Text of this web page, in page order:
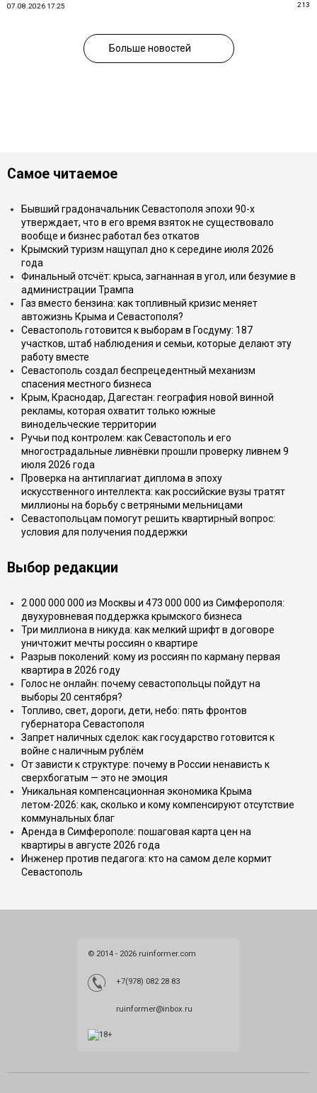
07.08.2026 17:25 213
Больше новостей
Самое читаемое
Бывший градоначальник Севастополя эпохи 90-х
утверждает, что в его время взяток не существовало
вообще и бизнес работал без откатов
Крымский туризм нащупал дно к середине июля 2026
года
Финальный отсчёт: крыса, загнанная в угол, или безумие в
администрации Трампа
Газ вместо бензина: как топливный кризис меняет
автожизнь Крыма и Севастополя?
Севастополь готовится к выборам в Госдуму: 187
участков, штаб наблюдения и семьи, которые делают эту
работу вместе
Севастополь создал беспрецедентный механизм
спасения местного бизнеса
Крым, Краснодар, Дагестан: география новой винной
рекламы, которая охватит только южные
винодельческие территории
Ручьи под контролем: как Севастополь и его
многострадальные ливнёвки прошли проверку ливнем 9
июля 2026 года
Проверка на антиплагиат диплома в эпоху
искусственного интеллекта: как российские вузы тратят
миллионы на борьбу с ветряными мельницами
Севастопольцам помогут решить квартирный вопрос:
условия для получения поддержки
Выбор редакции
2 000 000 000 из Москвы и 473 000 000 из Симферополя:
двухуровневая поддержка крымского бизнеса
Три миллиона в никуда: как мелкий шрифт в договоре
уничтожит мечты россиян о квартире
Разрыв поколений: кому из россиян по карману первая
квартира в 2026 году
Голос не онлайн: почему севастопольцы пойдут на
выборы 20 сентября?
Топливо, свет, дороги, дети, небо: пять фронтов
губернатора Севастополя
Запрет наличных сделок: как государство готовится к
войне с наличным рублём
От зависти к структуре: почему в России ненависть к
сверхбогатым — это не эмоция
Уникальная компенсационная экономика Крыма
летом-2026: как, сколько и кому компенсируют отсутствие
коммунальных благ
Аренда в Симферополе: пошаговая карта цен на
квартиры в августе 2026 года
Инженер против педагога: кто на самом деле кормит
Севастополь
© 2014 - 2026 ruinformer.com
+7(978) 082 28 83
ruinformer@inbox.ru